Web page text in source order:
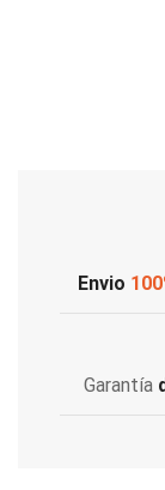
Envio
Garantía